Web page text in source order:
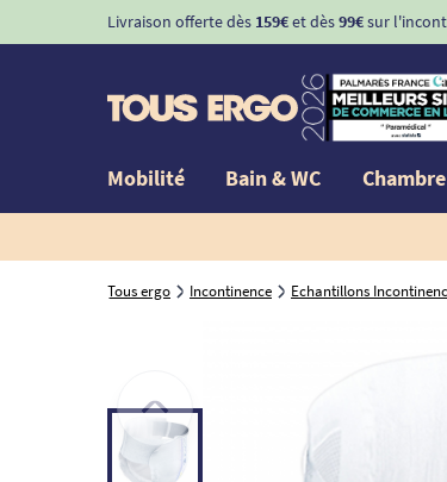
Livraison offerte dès 159€et dès99€sur
Mobilité Bain & WC Chambre
Tous ergo Incontinence Echantillons